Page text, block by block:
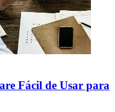
Fácil de Usar para